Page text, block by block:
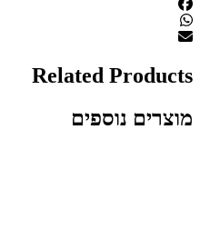
Related Products
מוצרים נוספים